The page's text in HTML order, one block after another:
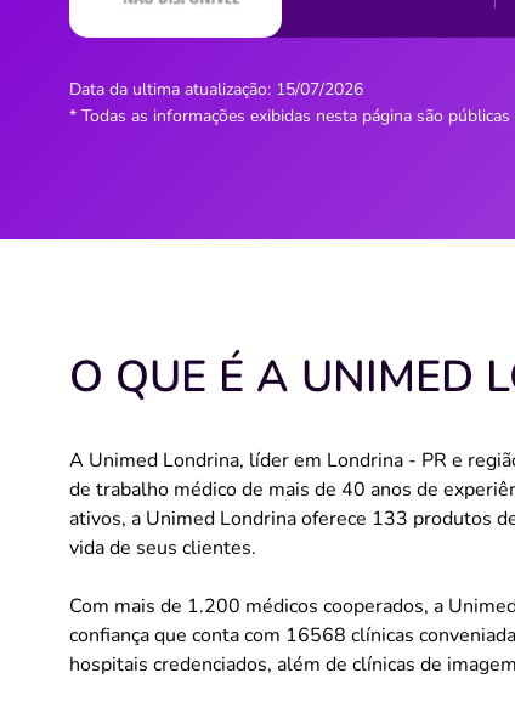
Data da ultima atualização: 15/07/2026
* Todas as informações exibidas nesta página são
O QUE É A UNIMED
A Unimed Londrina, líder em Londrina - PR e
de trabalho médico de mais de 40 anos de
ativos, a Unimed Londrina oferece 133 produtos
vida de seus clientes.
Com mais de 1.200 médicos cooperados, a
confiança que conta com 16568 clínicas
hospitais credenciados, além de clínicas de